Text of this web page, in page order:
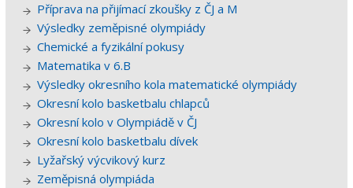
Příprava na přijímací zkoušky z ČJ a M
Výsledky zeměpisné olympiády
Chemické a fyzikální pokusy
Matematika v 6.B
Výsledky okresního kola matematické olympiády
Okresní kolo basketbalu chlapců
Okresní kolo v Olympiádě v ČJ
Okresní kolo basketbalu dívek
Lyžařský výcvikový kurz
Zeměpisná olympiáda